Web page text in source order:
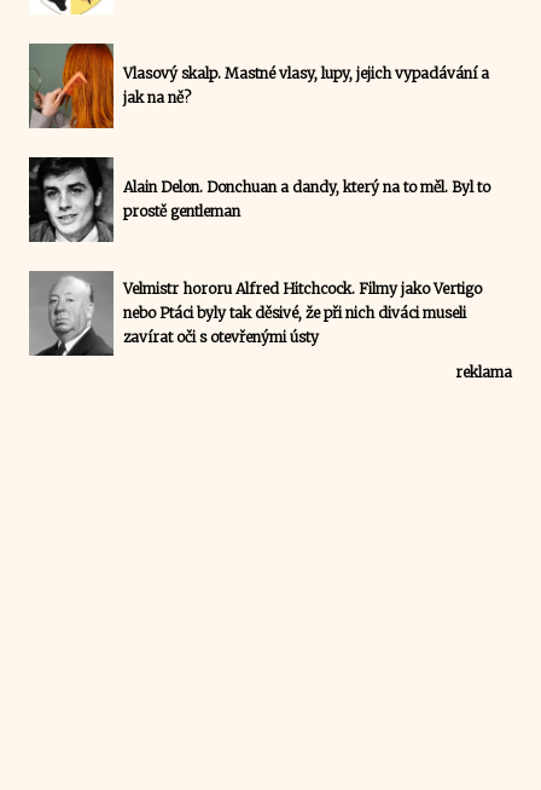
Vlasový skalp. Mastné vlasy, lupy, jejich vypadávání a
jak na ně?
Alain Delon. Donchuan a dandy, který na to měl. Byl to
prostě gentleman
Velmistr hororu Alfred Hitchcock. Filmy jako Vertigo
nebo Ptáci byly tak děsivé, že při nich diváci museli
zavírat oči s otevřenými ústy
reklama